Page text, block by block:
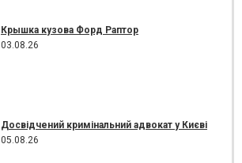
Крышка кузова Форд Раптор
03.08.26
Досвідчений кримінальний адвокат у Києві
05.08.26